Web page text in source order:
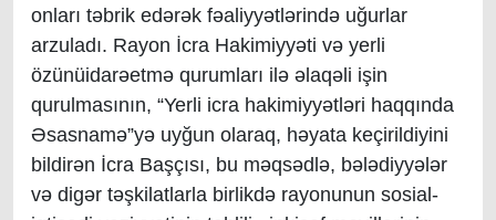
onları təbrik edərək fəaliyyətlərində uğurlar
arzuladı. Rayon İcra Hakimiyyəti və yerli
özünüidarəetmə qurumları ilə əlaqəli işin
qurulmasının, “Yerli icra hakimiyyətləri haqqında
Əsasnamə”yə uyğun olaraq, həyata keçirildiyini
bildirən İcra Başçısı, bu məqsədlə, bələdiyyələr
və digər təşkilatlarla birlikdə rayonunun sosial-